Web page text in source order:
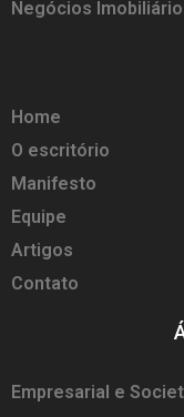
Negócios
Home
O escritório
Manifesto
Equipe
Artigos
Contato
Empresarial e